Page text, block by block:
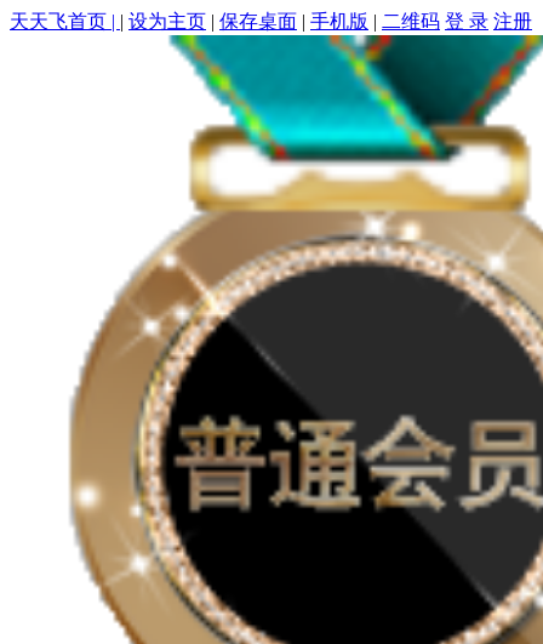
天天飞首页 | | 设为主页 | 保存桌面 | 手机版 | 二维码 登 录 注册